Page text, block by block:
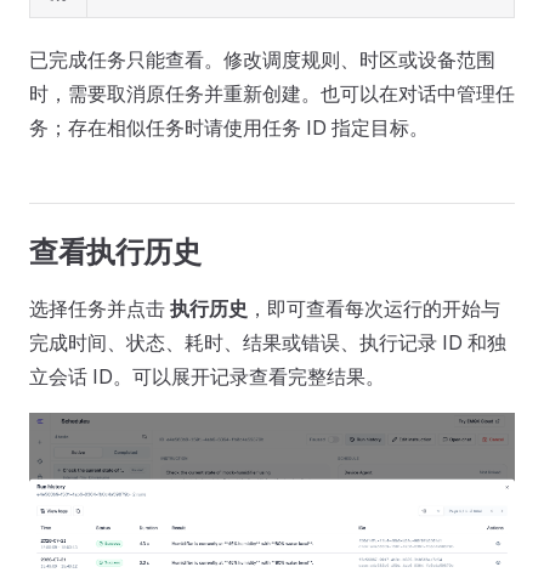
已完成任务只能查看。修改调度规则、时区或设备范围
时，需要取消原任务并重新创建。也可以在对话中管理任
务；存在相似任务时请使用任务 ID 指定目标。
查看执行历史
选择任务并点击 执行历史 ，即可查看每次运行的开始与
完成时间、状态、耗时、结果或错误、执行记录 ID 和独
立会话 ID。可以展开记录查看完整结果。